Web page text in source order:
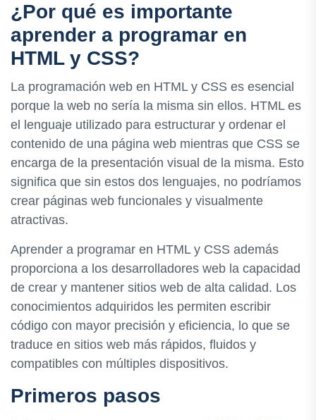
¿Por qué es importante
aprender a programar en
HTML y CSS?
La programación web en HTML y CSS es esencial
porque la web no sería la misma sin ellos. HTML es
el lenguaje utilizado para estructurar y ordenar el
contenido de una página web mientras que CSS se
encarga de la presentación visual de la misma. Esto
significa que sin estos dos lenguajes, no podríamos
crear páginas web funcionales y visualmente
atractivas.
Aprender a programar en HTML y CSS además
proporciona a los desarrolladores web la capacidad
de crear y mantener sitios web de alta calidad. Los
conocimientos adquiridos les permiten escribir
código con mayor precisión y eficiencia, lo que se
traduce en sitios web más rápidos, fluidos y
compatibles con múltiples dispositivos.
Primeros pasos